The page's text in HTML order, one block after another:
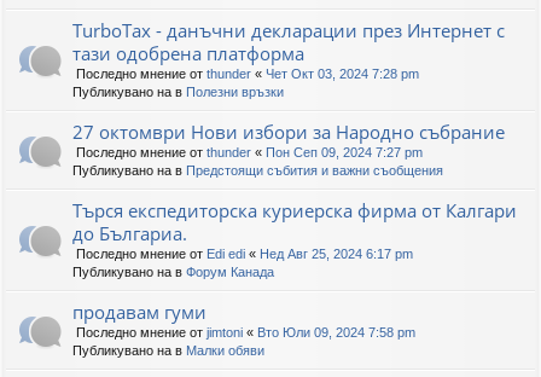
TurboTax - данъчни декларации през Интернет с
тази одобрена платформа
Последно мнение от thunder « Чет Окт 03, 2024 7:28 pm
Публикувано на в Полезни връзки
27 октомври Нови избори за Народно събрание
Последно мнение от thunder « Пон Сеп 09, 2024 7:27 pm
Публикувано на в Предстоящи събития и важни съобщения
Търся експедиторска куриерска фирма от Калгари
до Българиа.
Последно мнение от Edi edi « Нед Авг 25, 2024 6:17 pm
Публикувано на в Форум Канада
продавам гуми
Последно мнение от jimtoni « Вто Юли 09, 2024 7:58 pm
Публикувано на в Малки обяви